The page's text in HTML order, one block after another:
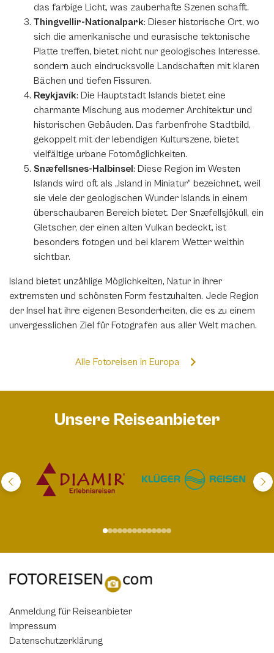
das farbige Licht, was zauberhafte Szenen schafft.
Thingvellir-Nationalpark: Dieser historische Ort, wo
sich die amerikanische und eurasische tektonische
Platte treffen, bietet nicht nur geologisches Interesse,
sondern auch eindrucksvolle Landschaften mit klaren
Bächen und tiefen Fissuren.
Reykjavík: Die Hauptstadt Islands bietet eine
charmante Mischung aus moderner Architektur und
historischen Gebäuden. Das farbenfrohe Stadtbild,
gekoppelt mit der lebendigen Kulturszene, bietet
vielfältige urbane Fotomöglichkeiten.
Snæfellsnes-Halbinsel: Diese Region im Westen
Islands wird oft als „Island in Miniatur“ bezeichnet, weil
sie viele der geologischen Wunder Islands in einem
überschaubaren Bereich bietet. Der Snæfellsjökull, ein
Gletscher, der einen alten Vulkan bedeckt, ist
besonders fotogen und bei klarem Wetter weithin
sichtbar.
Island bietet unzählige Möglichkeiten, Natur in ihrer
extremsten und schönsten Form festzuhalten. Jede Region
der Insel hat ihre eigenen Besonderheiten, die es zu einem
unvergesslichen Ziel für Fotografen aus aller Welt machen.
Alle Fotoreisen in Europa
Unsere Reiseanbieter
Anmeldung für Reiseanbieter
Impressum
Datenschutzerklärung